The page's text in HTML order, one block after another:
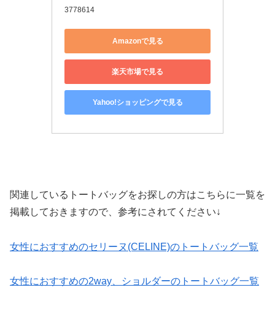
3778614
Amazonで見る
楽天市場で見る
Yahoo!ショッピングで見る
関連しているトートバッグをお探しの方はこちらに一覧を
掲載しておきますので、参考にされてください↓
女性におすすめのセリーヌ(CELINE)のトートバッグ一覧
女性におすすめの2way、ショルダーのトートバッグ一覧